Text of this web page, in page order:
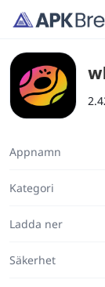
Appnamn
Kategori
Ladda ner
Säkerhet